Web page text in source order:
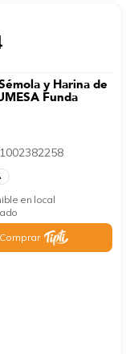
y Harina de
Funda
en local
Comprar